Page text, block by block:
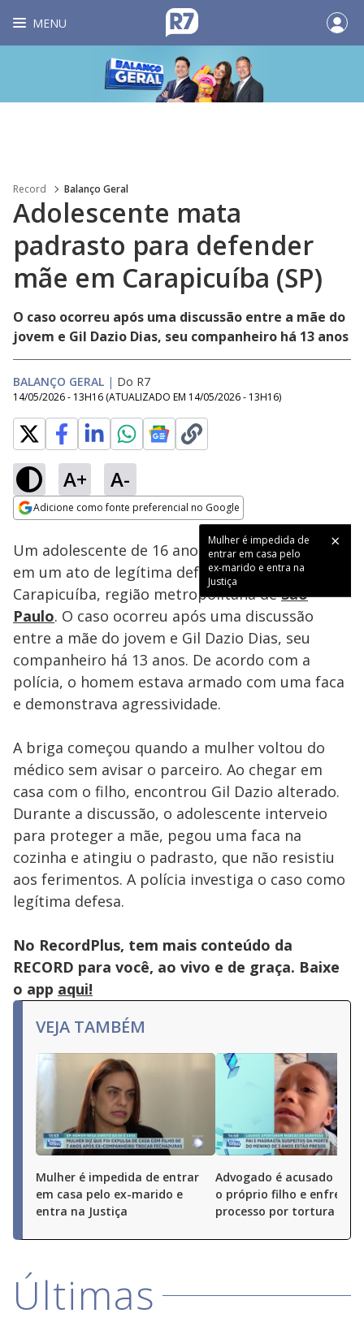
MENU
Record Balanço Geral
Adolescente mata
padrasto para defender
mãe em Carapicuíba (SP)
O caso ocorreu após uma discussão entre a mãe do
jovem e Gil Dazio Dias, seu companheiro há 13 anos
BALANÇO GERAL | Do R7
14/05/2026 - 13H16 (ATUALIZADO EM 14/05/2026 - 13H16)
A+ A-
Adicione como fonte preferencial no Google
Mulher é impedida de
entrar em casa pelo
ex-marido e entra na
Justiça
Ativar
Loaded:
51.66%
Um adolescente de 16 anos matou o padrasto
em um ato de legítima defesa na cidade de
Carapicuíba, região metropolitana deSão
Paulo. O caso ocorreu após uma discussão
entre a mãe do jovem e Gil Dazio Dias, seu
companheiro há 13 anos. De acordo com a
polícia, o homem estava armado com uma faca
e demonstrava agressividade.
A briga começou quando a mulher voltou do
médico sem avisar o parceiro. Ao chegar em
casa com o filho, encontrou Gil Dazio alterado.
Durante a discussão, o adolescente interveio
para proteger a mãe, pegou uma faca na
cozinha e atingiu o padrasto, que não resistiu
aos ferimentos. A polícia investiga o caso como
legítima defesa.
No RecordPlus, tem mais conteúdo da
RECORD para você, ao vivo e de graça. Baixe
o app aqui!
VEJA TAMBÉM
Mulher é impedida de entrar
em casa pelo ex-marido e
entra na Justiça
Advogado é acusado de
o próprio filho e enfrenta
processo por tortura
Últimas